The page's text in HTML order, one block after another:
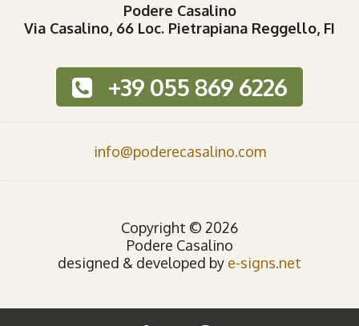
Podere Casalino
Via Casalino, 66 Loc. Pietrapiana Reggello, FI
+39 055 869 6226
info@poderecasalino.com
Copyright © 2026
Podere Casalino
designed & developed by e-signs.net